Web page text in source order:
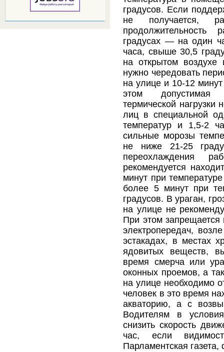
градусов. Если
не получается,
продолжительность
градусах — на один
часа, свыше 30,5
на открытом
нужно чередовать
на улице и 10-12
этом допустимая
термической
лиц в специальной
температур и 1,5-2
сильные морозы
не ниже 21-25
переохлаждения
рекомендуется
минут при
более 5 минут при
градусов. В ураган,
на улице не
При этом запрещается
электропередач,
эстакадах, в местах
ядовитых веществ,
время смерча или
оконных проемов, а
на улице необходимо
человек в это время
акваторию, а с
Водителям в
снизить скорость
час, если
Парламентская